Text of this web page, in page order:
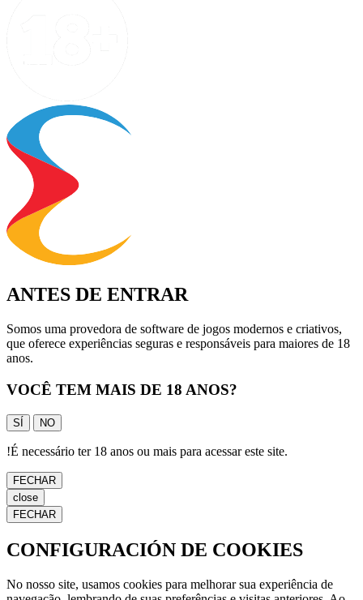
ANTES DE ENTRAR
Somos uma provedora de software de jogos modernos e criativos,
que oferece experiências seguras e responsáveis para maiores de 18
anos.
VOCÊ TEM MAIS DE 18 ANOS?
SÍ NO
!É necessário ter 18 anos ou mais para acessar este site.
FECHAR
close
FECHAR
CONFIGURACIÓN DE COOKIES
No nosso site, usamos cookies para melhorar sua experiência de